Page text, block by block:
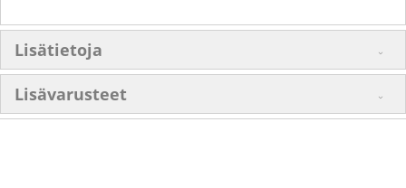
Lisätietoja
Lisävarusteet